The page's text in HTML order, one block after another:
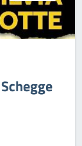
DI STORIA}